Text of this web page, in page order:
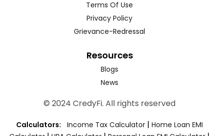
Terms Of Use
Privacy Policy
Grievance-Redressal
Resources
Blogs
News
© 2024 CredyFi. All rights reserved
Calculators: Income Tax Calculator | Home Loan EMI